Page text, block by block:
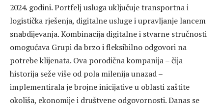
2024. godini. Portfelj usluga uključuje transportna i
logistička rješenja, digitalne usluge i upravljanje lancem
snabdijevanja. Kombinacija digitalne i stvarne stručnosti
omogućava Grupi da brzo i fleksibilno odgovori na
potrebe klijenata. Ova porodična kompanija – čija
historija seže više od pola milenija unazad –
implementirala je brojne inicijative u oblasti zaštite
okoliša, ekonomije i društvene odgovornosti. Danas se